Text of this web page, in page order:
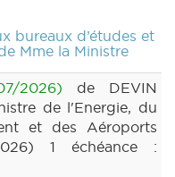
bureaux d’études et
Mme la Ministre
2026) de DEVIN
de l'Energie, du
et des Aéroports
1 échéance :